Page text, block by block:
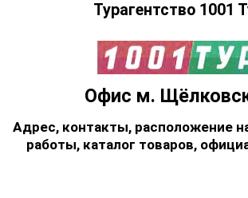
Турагентство 1001
Офис м.
Адрес, контакты, расположение
работы, каталог товаров,